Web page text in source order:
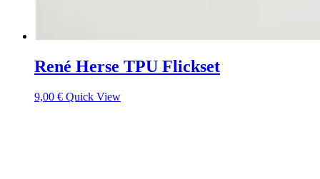
René Herse TPU Flickset
9,00 € Quick View